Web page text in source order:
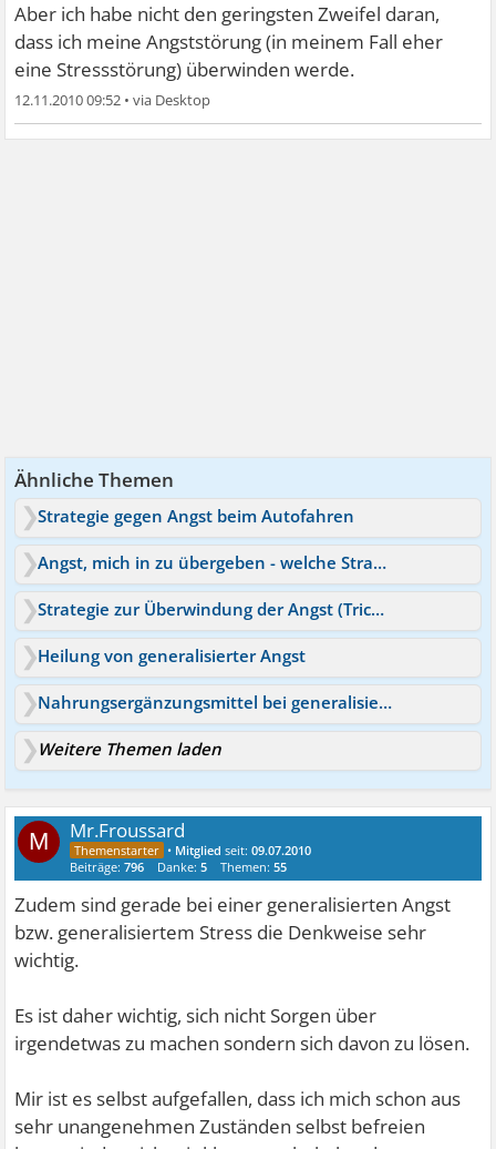
Aber ich habe nicht den geringsten Zweifel daran,
dass ich meine Angststörung (in meinem Fall eher
eine Stressstörung) überwinden werde.
12.11.2010 09:52 •
Ähnliche Themen
Strategie gegen Angst beim Autofahren
Angst, mich in zu übergeben - welche Strategie hilft?
Strategie zur Überwindung der Angst (Trichter-Methode)
Heilung von generalisierter Angst
Nahrungsergänzungsmittel bei generalisierter Angst?
Weitere Themen laden
M Mr.Froussard
• Mitglied seit:09.07.2010
Beiträge:796 Danke:5 Themen:55
Zudem sind gerade bei einer generalisierten Angst
bzw. generalisiertem Stress die Denkweise sehr
wichtig.
Es ist daher wichtig, sich nicht Sorgen über
irgendetwas zu machen sondern sich davon zu lösen.
Mir ist es selbst aufgefallen, dass ich mich schon aus
sehr unangenehmen Zuständen selbst befreien